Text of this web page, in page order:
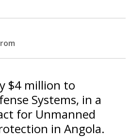
$4 million to
Systems, in a
for Unmanned
in Angola.